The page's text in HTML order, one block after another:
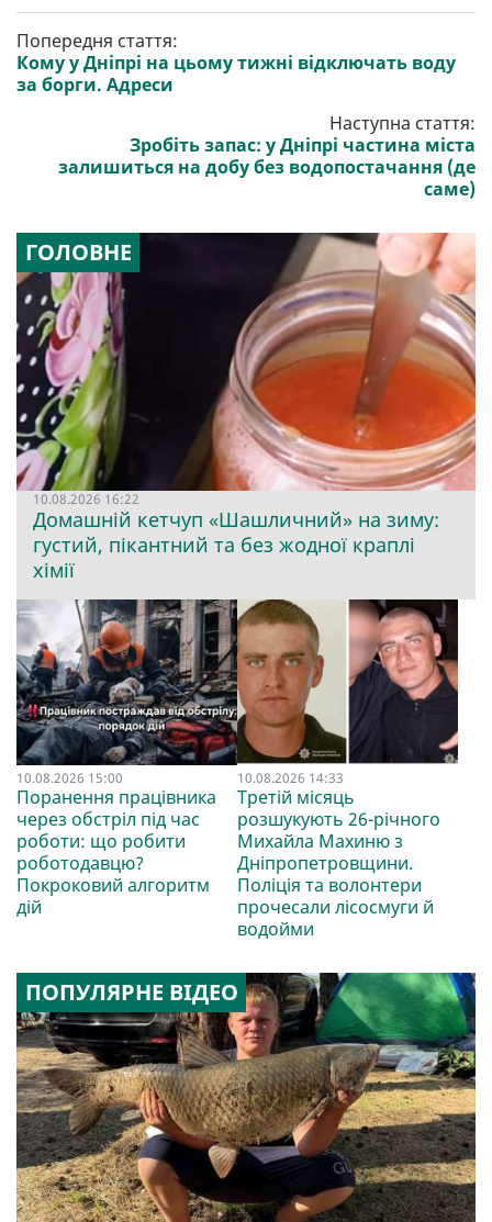
Попередня стаття:
Кому у Дніпрі на цьому тижні відключать воду
за борги. Адреси
Наступна стаття:
Зробіть запас: у Дніпрі частина міста
залишиться на добу без водопостачання (де
саме)
ГОЛОВНЕ
10.08.2026 16:22
Домашній кетчуп «Шашличний» на зиму:
густий, пікантний та без жодної краплі
хімії
10.08.2026 15:00
Поранення працівника
через обстріл під час
роботи: що робити
роботодавцю?
Покроковий алгоритм
дій
10.08.2026 14:33
Третій місяць
розшукують 26-річного
Михайла Махиню з
Дніпропетровщини.
Поліція та волонтери
прочесали лісосмуги й
водойми
ПОПУЛЯРНЕ ВІДЕО